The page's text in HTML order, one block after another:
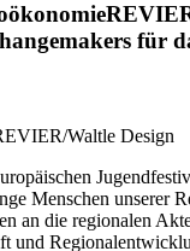
für
Waltle Design
Menschen unserer
an die regionalen
und